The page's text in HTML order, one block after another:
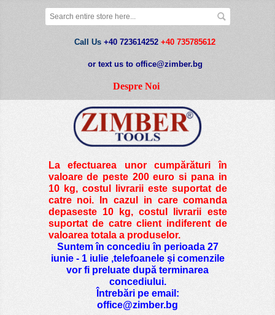
Call Us +40 723614252 +40 735785612
or text us to office@zimber.bg
Despre Noi
La efectuarea unor cumpărături în
valoare de peste200 euro si pana in
10 kg, costul livrarii este suportat de
catre noi. In cazul in care comanda
depaseste 10 kg, costul livrarii este
suportat de catre client indiferent de
valoarea totala a produselor.
Suntem în concediu în perioada 27
iunie - 1 iulie ,telefoanele și comenzile
vor fi preluate după terminarea
concediului.
Întrebări pe email:
office@zimber.bg